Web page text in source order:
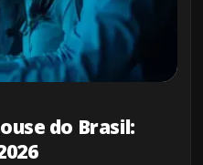
do Brasil: